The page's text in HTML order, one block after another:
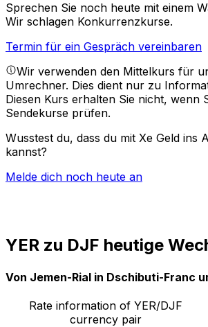
Sprechen Sie noch heute mit einem
Wir schlagen Konkurrenzkurse.
Termin für ein Gespräch vereinbaren
Wir verwenden den Mittelkurs für
Umrechner. Dies dient nur zu
Diesen Kurs erhalten Sie nicht, wenn
Sendekurse prüfen.
Wusstest du, dass du mit Xe Geld ins
kannst?
Melde dich noch heute an
YER zu DJF heutige
Von Jemen-Rial in Dschibuti-Franc
Rate information of YER/DJF
currency pair